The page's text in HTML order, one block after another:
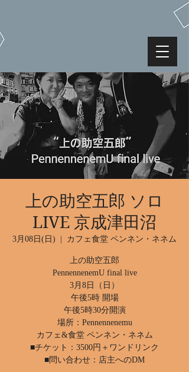
上の助空五郎 ソロ
LIVE 京成津田沼
3月08日(日) カフェ食堂 ペンネン・ネネム
上の助空五郎
PennennenemU final live
3月8日（日）
午後5時 開場
午後5時30分開演
場所：Pennennenemu
カフェ&食堂 ペンネン・ネネム
■チケット：3500円＋ワンドリンク
■問い合わせ：店主へのDM